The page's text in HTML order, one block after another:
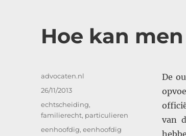
Hoe kan
De
van
Auteur
advocaten.nl
Geplaatst
op
26/11/2013
Categorieën
echtscheiding,
familierecht, particulieren
Tags
eenhoofdig,eenhoofdig